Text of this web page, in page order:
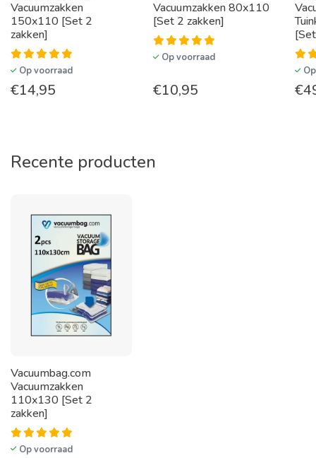
Vacuumzakken
150x110 [Set 2
zakken]
Op voorraad
€14,95
Vacuumzakken 80x110
[Set 2 zakken]
Op voorraad
€10,95 €
Recente producten
Vacuumbag.com
Vacuumzakken
110x130 [Set 2
zakken]
Op voorraad